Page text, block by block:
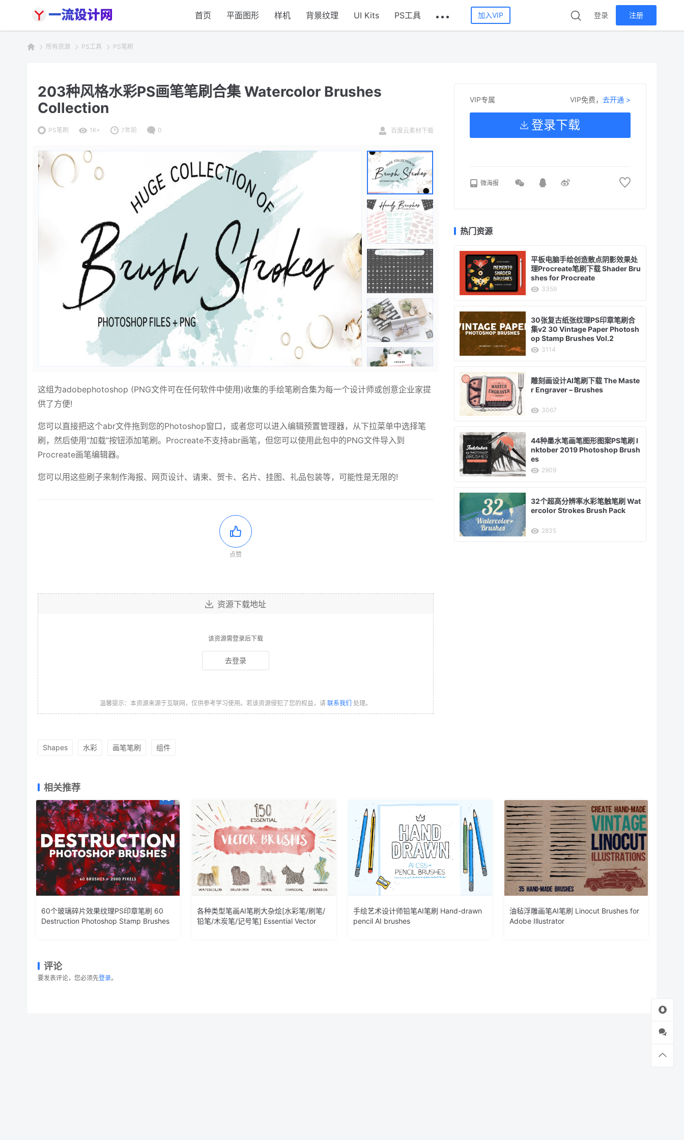
首页 平面图形 样机 背景纹理 UI Kits PS工具 加入VIP 登录 注册
所有资源 PS工具 PS笔刷
203种风格水彩PS画笔笔刷合集 Watercolor Brushes
Collection
PS笔刷 1K+ 7年前 0 百度云素材下载
这组为adobephotoshop (PNG文件可在任何软件中使用)收集的手绘笔刷合集为每一个设计师或创意企业家提
供了方便!
您可以直接把这个abr文件拖到您的Photoshop窗口，或者您可以进入编辑预置管理器，从下拉菜单中选择笔
刷，然后使用“加载”按钮添加笔刷。Procreate不支持abr画笔，但您可以使用此包中的PNG文件导入到
Procreate画笔编辑器。
您可以用这些刷子来制作海报、网页设计、请柬、贺卡、名片、挂图、礼品包装等，可能性是无限的!
点赞
资源下载地址
该资源需登录后下载
去登录
温馨提示：本资源来源于互联网，仅供参考学习使用。若该资源侵犯了您的权益，请 联系我们 处理。
VIP专属 VIP免费，去开通 >
登录下载
微海报
热门资源
平板电脑手绘创造散点阴影效果处
理Procreate笔刷下载 Shader Bru
shes for Procreate
3359
30张复古纸张纹理PS印章笔刷合
集v2 30 Vintage Paper Photosh
op Stamp Brushes Vol.2
3114
雕刻画设计AI笔刷下载 The Maste
r Engraver – Brushes
3067
44种墨水笔画笔图形图案PS笔刷 I
nktober 2019 Photoshop Brush
es
2909
32个超高分辨率水彩笔触笔刷 Wat
ercolor Strokes Brush Pack
2835
Shapes 水彩 画笔笔刷 组件
相关推荐
60个玻璃碎片效果纹理PS印章笔刷 60
Destruction Photoshop Stamp Brushes
各种类型笔画AI笔刷大杂烩[水彩笔/刷笔/
铅笔/木炭笔/记号笔] Essential Vector
手绘艺术设计师铅笔AI笔刷 Hand-drawn
pencil AI brushes
油毡浮雕画笔AI笔刷 Linocut Brushes for
Adobe Illustrator
评论
要发表评论，您必须先登录。